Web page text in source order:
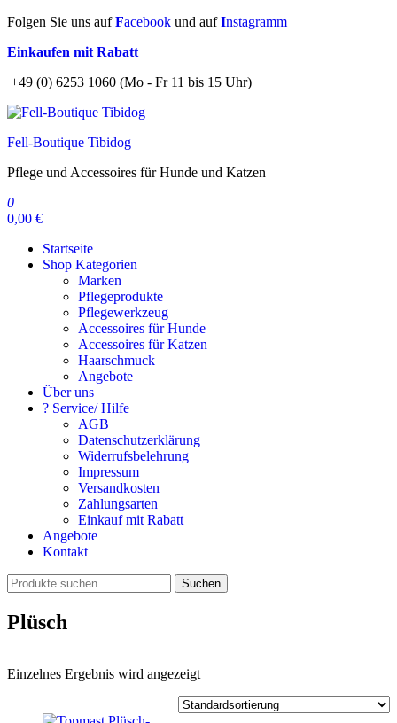
Zum
springen
Folgen Sie uns aufFacebook und aufInstagramm
Einkaufen mit Rabatt
+49 (0) 6253 1060 (Mo - Fr 11 bis 15 Uhr)
Fell-Boutique Tibidog
Pflege und Accessoires für Hunde und Katzen
0
0,00 €
Startseite
Shop Kategorien
Marken
Pflegeprodukte
Pflegewerkzeug
Accessoires für Hunde
Accessoires für Katzen
Haarschmuck
Angebote
Über uns
? Service/ Hilfe
AGB
Datenschutzerklärung
Widerrufsbelehrung
Impressum
Versandkosten
Zahlungsarten
Einkauf mit Rabatt
Angebote
Kontakt
Suchen
nach:
Suchen
Plüsch
Einzelnes Ergebnis wird angezeigt